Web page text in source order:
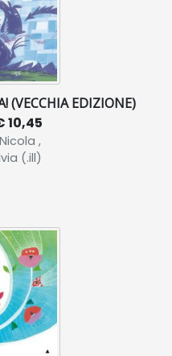
(VECCHIA EDIZIONE)
10,45
,
(.ill)